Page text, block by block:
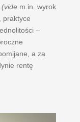
(videm.in. wyrok
praktyce
–
a za
rentę